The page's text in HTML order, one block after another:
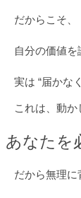
だからこそ、
自分の価値を
実は “届かな
これは、動か
あなたを
だから無理に